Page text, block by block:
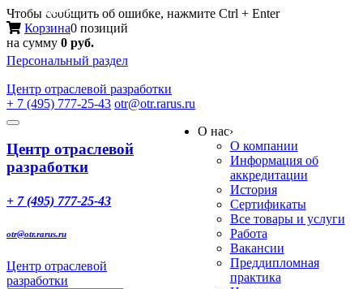
Чтобы сообщить об ошибке, нажмите Ctrl + Enter
Корзина0 позиций
на сумму 0 руб.
Персональный раздел
Центр отраслевой разработки
+ 7 (495) 777-25-43 otr@otr.rarus.ru
Toggle
Меню
Центр отраслевой
разработки
+ 7 (495) 777-25-43
otr@otr.rarus.ru
Центр отраслевой
разработки
О нас›
О компании
Информация об
аккредитации
История
Сертификаты
Все товары и услуги
Работа
Вакансии
Преддипломная
практика